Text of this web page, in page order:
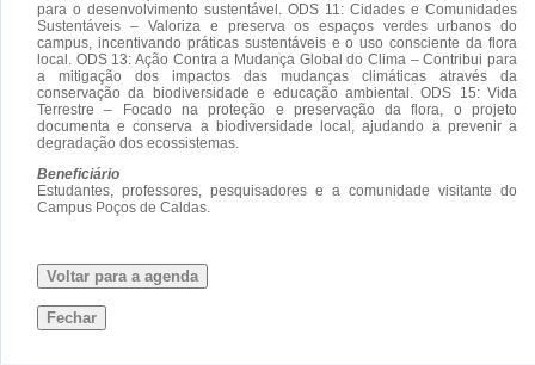
para o desenvolvimento sustentável. ODS 11: Cidades e Comunidades
Sustentáveis – Valoriza e preserva os espaços verdes urbanos do
campus, incentivando práticas sustentáveis e o uso consciente da flora
local. ODS 13: Ação Contra a Mudança Global do Clima – Contribui para
a mitigação dos impactos das mudanças climáticas através da
conservação da biodiversidade e educação ambiental. ODS 15: Vida
Terrestre – Focado na proteção e preservação da flora, o projeto
documenta e conserva a biodiversidade local, ajudando a prevenir a
degradação dos ecossistemas.
Beneficiário
Estudantes, professores, pesquisadores e a comunidade visitante do
Campus Poços de Caldas.
Voltar para a agenda
Fechar